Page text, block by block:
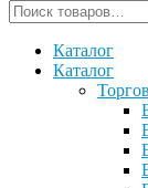
Каталог
Каталог